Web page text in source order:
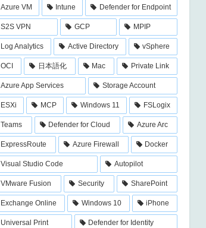
Azure VM Intune Defender for Endpoint
S2S VPN GCP MPIP
Log Analytics Active Directory vSphere
OCI 日本語化 Mac Private Link
Azure App Services Storage Account
ESXi MCP Windows 11 FSLogix
Teams Defender for Cloud Azure Arc
ExpressRoute Azure Firewall Docker
Visual Studio Code Autopilot
VMware Fusion Security SharePoint
Exchange Online Windows 10 iPhone
Universal Print Defender for Identity